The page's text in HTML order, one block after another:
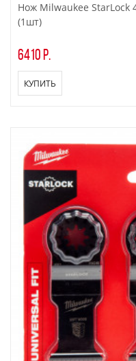
Нож Milwaukee
(1шт)
6410 р.
КУПИТЬ